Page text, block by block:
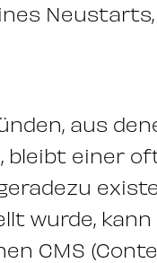
Neustarts,
aus
bleibt einer
wurde,
CMS